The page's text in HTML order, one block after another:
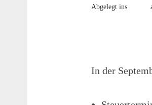
Abgelegt ins
In der